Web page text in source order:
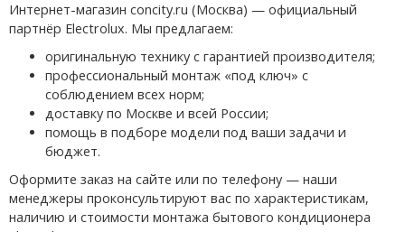
Интернет-магазин concity.ru (Москва) — официальный
партнёр Electrolux. Мы предлагаем:
оригинальную технику с гарантией производителя;
профессиональный монтаж «под ключ» с
соблюдением всех норм;
доставку по Москве и всей России;
помощь в подборе модели под ваши задачи и
бюджет.
Оформите заказ на сайте или по телефону — наши
менеджеры проконсультируют вас по характеристикам,
наличию и стоимости монтажа бытового кондиционера